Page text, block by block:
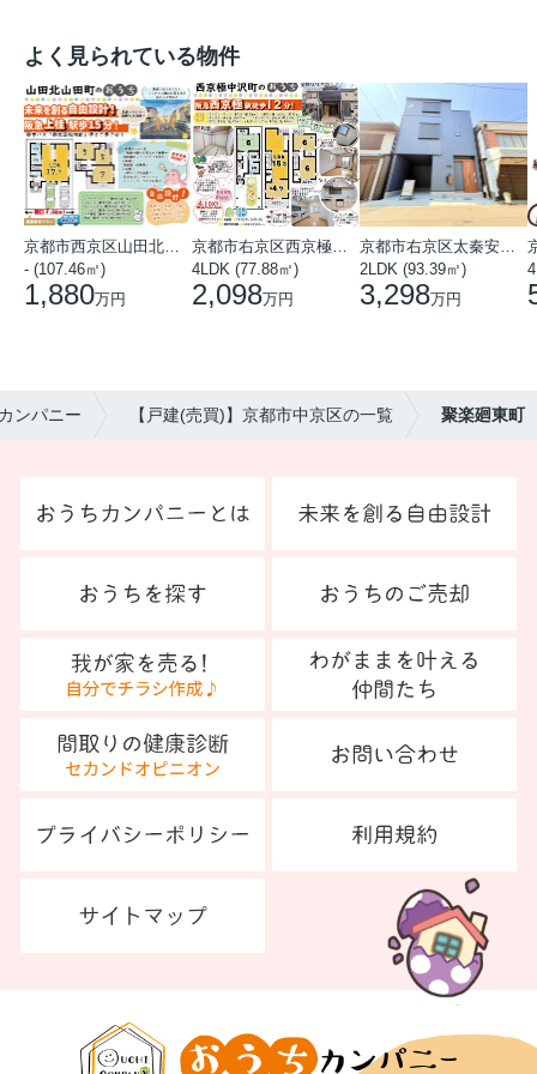
よく見られている物件
- (107.46㎡)
1,880万円
4LDK (77.88㎡)
2,098万円
2LDK (93.39㎡)
3,298万円
ンパニー 【戸建(売買)】京都市中京区の一覧 聚楽廻東町